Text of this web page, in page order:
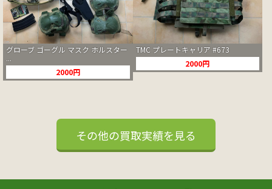
グローブ ゴーグル マスク ホルスター
...
2000円
TMC プレートキャリア #673
2000円
その他の買取実績を見る